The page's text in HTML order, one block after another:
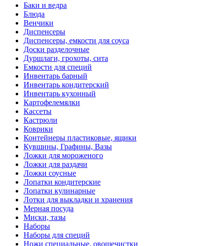
Баки и ведра
Блюда
Венчики
Диспенсеры
Диспенсеры, емкости для соуса
Доски разделочные
Дуршлаги, грохоты, сита
Емкости для специй
Инвентарь барный
Инвентарь кондитерский
Инвентарь кухонный
Картофелемялки
Кассеты
Кастрюли
Коврики
Контейнеры пластиковые, ящики
Кувшины, Графины, Вазы
Ложки для мороженого
Ложки для раздачи
Ложки соусные
Лопатки кондитерские
Лопатки кулинарные
Лотки для выкладки и хранения
Мерная посуда
Миски, тазы
Наборы
Наборы для специй
Ножи специальные, овощечистки